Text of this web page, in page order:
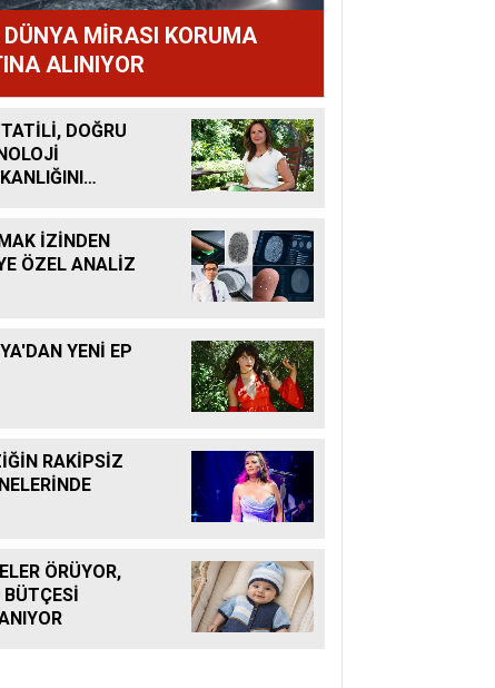
DÜNYA MİRASI KORUMA
ALINIYOR
DOĞRU
İZİNDEN
ÖZEL ANALİZ
YENİ EP
RAKİPSİZ
ÖRÜYOR,